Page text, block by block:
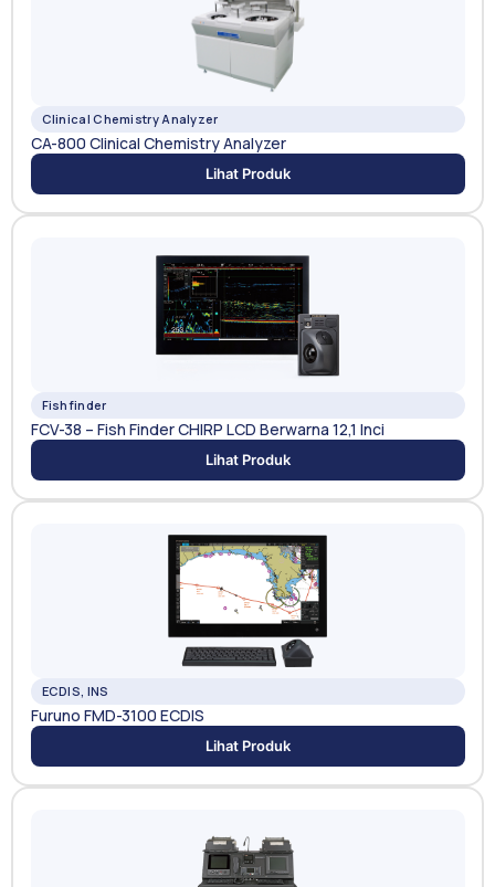
Clinical Chemistry Analyzer
CA-800 Clinical Chemistry Analyzer
Lihat Produk
Fishfinder
FCV-38 – Fish Finder CHIRP LCD Berwarna 12,1 Inci
Lihat Produk
ECDIS, INS
Furuno FMD-3100 ECDIS
Lihat Produk